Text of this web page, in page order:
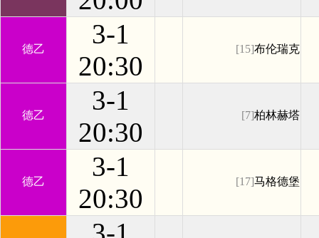
德乙
3-1
20:30
[15]布伦瑞克
德乙
3-1
20:30
[7]柏林赫塔
德乙
3-1
20:30
[17]马格德堡